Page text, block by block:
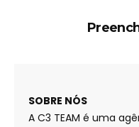
SOBRE NÓS
A C3 TEAM é uma